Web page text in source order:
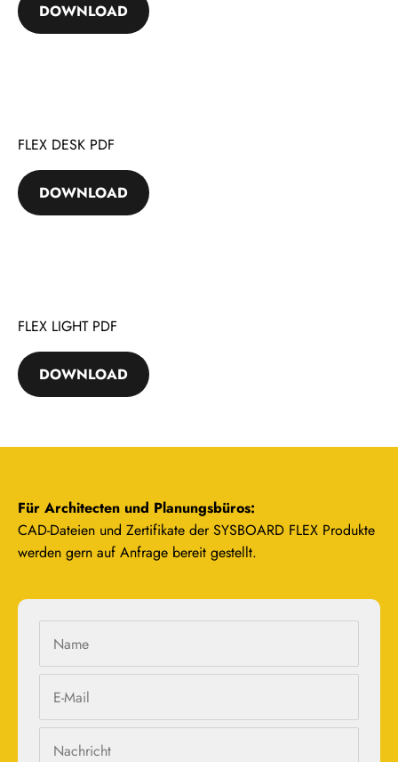
DOWNLOAD
FLEX DESK PDF
DOWNLOAD
FLEX LIGHT PDF
DOWNLOAD
Für Architecten und Planungsbüros:
CAD-Dateien und Zertifikate der SYSBOARD FLEX Produkte
werden gern auf Anfrage bereit gestellt.
Name
E-Mail
Nachricht